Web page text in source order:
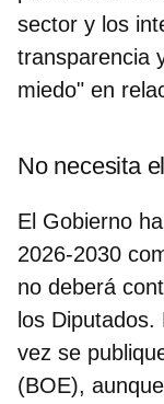
sector y los
transparencia
miedo" en
No necesita
El Gobierno
2026-2030
no deberá
los
vez se
(BOE),